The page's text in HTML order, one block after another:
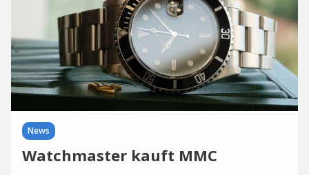
News
Watchmaster kauft MMC